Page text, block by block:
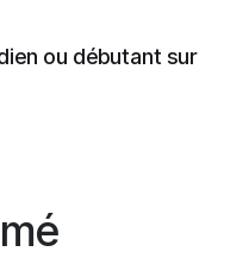
ou débutant sur